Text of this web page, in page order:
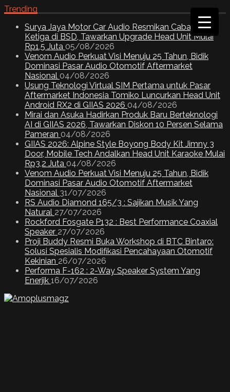
Trending
Surya Jaya Motor Car Audio Resmikan Cabang
Ketiga di BSD, Tawarkan Upgrade Head Unit Mulai
Rp1,5 Juta 05/08/2026
Venom Audio Perkuat Visi Menuju 25 Tahun, Bidik
Dominasi Pasar Audio Otomotif Aftermarket
Nasional 04/08/2026
Usung Teknologi Virtual SIM Pertama untuk Pasar
Aftermarket Indonesia Tomiko Luncurkan Head Unit
Android RX2 di GIIAS 2026 04/08/2026
Mirai dan Asuka Hadirkan Produk Baru Berteknologi
AI di GIIAS 2026, Tawarkan Diskon 10 Persen Selama
Pameran 04/08/2026
GIIAS 2026: Alpine Style Boyong Body Kit Jimny 3
Door, Mobile Tech Andalkan Head Unit Karaoke Mulai
Rp3,2 Juta 04/08/2026
Venom Audio Perkuat Visi Menuju 25 Tahun, Bidik
Dominasi Pasar Audio Otomotif Aftermarket
Nasional 31/07/2026
RS Audio Diamond 165/3 : Sajikan Musik Yang
Natural 27/07/2026
Rockford Fosgate P132 : Best Performance Coaxial
Speaker 27/07/2026
Proji Buddy Resmi Buka Workshop di BTC Bintaro:
Solusi Spesialis Modifikasi Pencahayaan Otomotif
Kekinian 26/07/2026
Performa F-162 : 2-Way Speaker System Yang
Enerjik 16/07/2026